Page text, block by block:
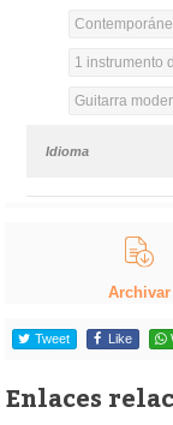
1 instrumento
Guitarra
Idioma
Archivar
Tweet Like
Enlaces